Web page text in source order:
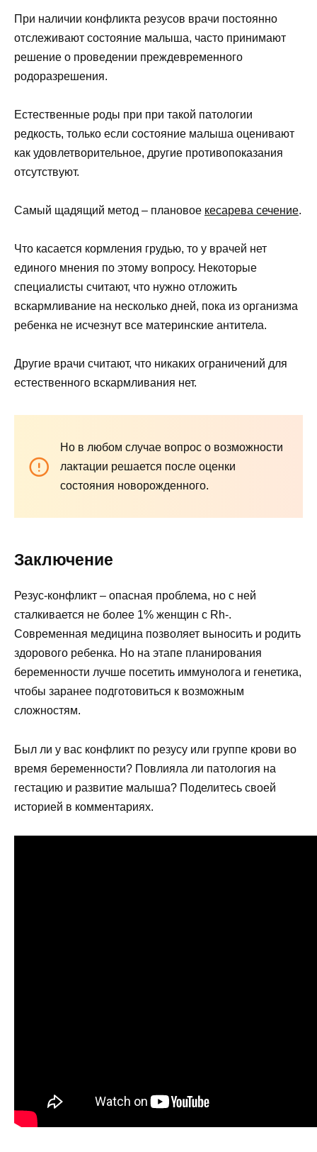
При наличии конфликта резусов врачи постоянно
отслеживают состояние малыша, часто принимают
решение о проведении преждевременного
родоразрешения.
Естественные роды при при такой патологии
редкость, только если состояние малыша оценивают
как удовлетворительное, другие противопоказания
отсутствуют.
Самый щадящий метод – плановое кесарева сечение.
Что касается кормления грудью, то у врачей нет
единого мнения по этому вопросу. Некоторые
специалисты считают, что нужно отложить
вскармливание на несколько дней, пока из организма
ребенка не исчезнут все материнские антитела.
Другие врачи считают, что никаких ограничений для
естественного вскармливания нет.
Но в любом случае вопрос о возможности
лактации решается после оценки
состояния новорожденного.
Заключение
Резус-конфликт – опасная проблема, но с ней
сталкивается не более 1% женщин с Rh-.
Современная медицина позволяет выносить и родить
здорового ребенка. Но на этапе планирования
беременности лучше посетить иммунолога и генетика,
чтобы заранее подготовиться к возможным
сложностям.
Был ли у вас конфликт по резусу или группе крови во
время беременности? Повлияла ли патология на
гестацию и развитие малыша? Поделитесь своей
историей в комментариях.